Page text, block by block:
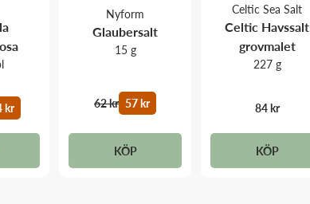
kr
Nyform
Glaubersalt
15 g
62 kr 57 kr
KÖP
Celtic Sea Salt
Celtic Havssalt
grovmalet
227 g
84 kr
KÖP